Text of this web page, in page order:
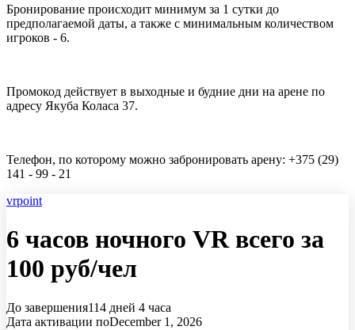
Бронирование происходит минимум за 1 сутки до
предполагаемой даты, а также с минимальным количеством
игроков - 6.
Промокод действует в выходные и будние дни на арене по
адресу Якуба Коласа 37.
Телефон, по которому можно забронировать арену: +375 (29)
141 - 99 - 21
vrpoint
6 часов ночного VR всего за
100 руб/чел
До завершения114 дней 4 часа
Дата активации поDecember 1, 2026